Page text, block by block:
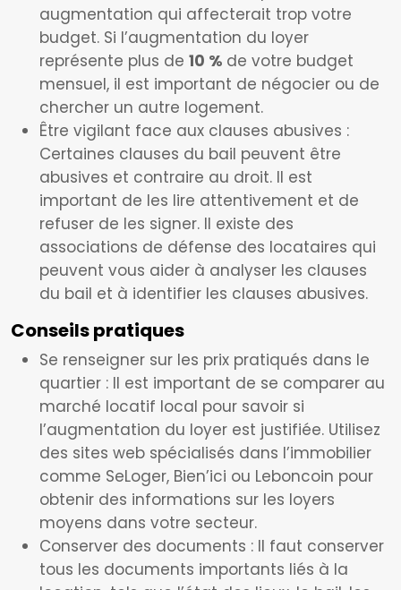
augmentation qui affecterait trop votre
budget. Si l’augmentation du loyer
représente plus de 10 % de votre budget
mensuel, il est important de négocier ou de
chercher un autre logement.
Être vigilant face aux clauses abusives :
Certaines clauses du bail peuvent être
abusives et contraire au droit. Il est
important de les lire attentivement et de
refuser de les signer. Il existe des
associations de défense des locataires qui
peuvent vous aider à analyser les clauses
du bail et à identifier les clauses abusives.
Conseils pratiques
Se renseigner sur les prix pratiqués dans le
quartier : Il est important de se comparer au
marché locatif local pour savoir si
l’augmentation du loyer est justifiée. Utilisez
des sites web spécialisés dans l’immobilier
comme SeLoger, Bien’ici ou Leboncoin pour
obtenir des informations sur les loyers
moyens dans votre secteur.
Conserver des documents : Il faut conserver
tous les documents importants liés à la